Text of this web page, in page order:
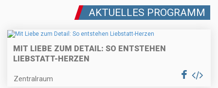
AKTUELLES PROGRAMM
MIT LIEBE ZUM DETAIL: SO ENTSTEHEN
LIEBSTATT-HERZEN
Zentralraum